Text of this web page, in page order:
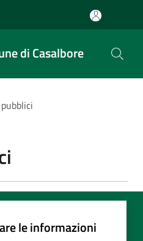
di Casalbore
le informazioni